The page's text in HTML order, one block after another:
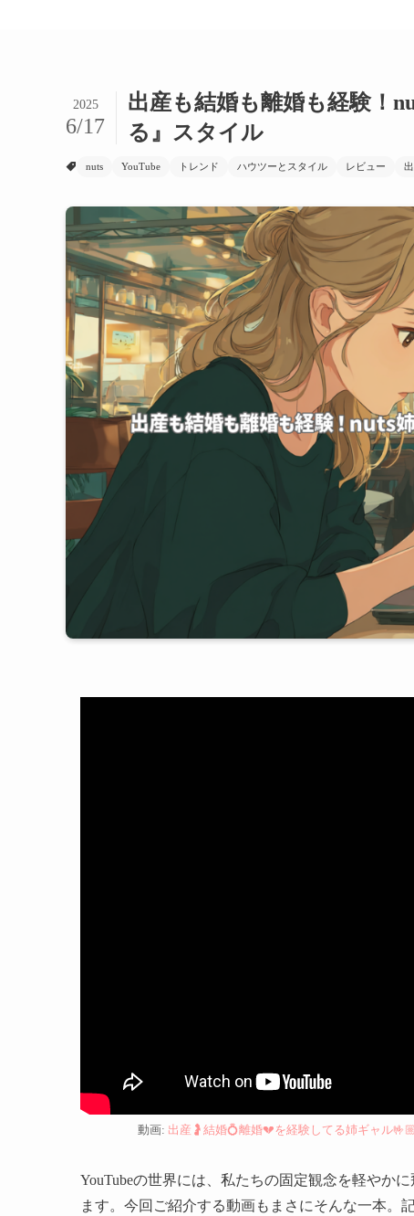
出産も結婚も離婚も経験！
る』スタイル
2025
6/17
nuts YouTube トレンド ハウツーとスタイル レビュー
動画: 出産🤰結婚💍離婚💔を経験してる姉ギャル
YouTubeの世界には、私たちの固定観念を軽やか
ます。今回ご紹介する動画もまさにそんな一本。